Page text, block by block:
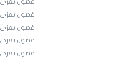
فضول تعزي
فضول تعزي
فضول تعزي
فضول تعزي
فضول تعزي